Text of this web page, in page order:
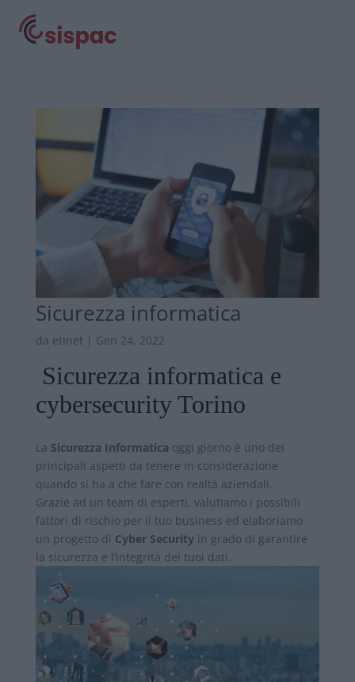
Sicurezza informatica
da etinet | Gen 24, 2022
Sicurezza informatica e
cybersecurity Torino
La Sicurezza Informatica oggi giorno è uno dei
principali aspetti da tenere in considerazione
quando si ha a che fare con realtà aziendali.
Grazie ad un team di esperti, valutiamo i possibili
fattori di rischio per il tuo business ed elaboriamo
un progetto di Cyber Securityin grado di garantire
la sicurezza e l’integrità dei tuoi dati.